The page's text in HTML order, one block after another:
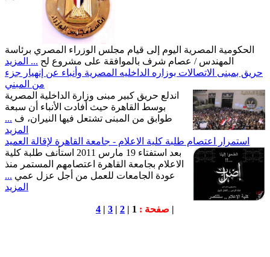
الحكومية المصرية اليوم إلى قيام مجلس الوزراء المصري برئاسة
المهندس / عصام شرف بالموافقة على مشروع لح ... المزيد
حريق بمبنى الاتصالات بوزاره الداخليه المصرية وأنباء عن إنهيار جزء
من المبني
اندلع حريق كبير مبنى وزارة الداخلية المصرية
بوسط القاهرة حيث أفادت الأنباء أن سبعة
طوابق من المبنى تشتعل فيها النيران، ف ...
المزيد
استمرار اعتصام طلبة كلية الاعلام - جامعة القاهرة لإقالة العميد
بعد استفتاء 19 مارس 2011 استأنف طلبة كلية
الاعلام بجامعة القاهرة اعتصامهم المستمر منذ
عودة الجامعات للعمل من أجل عزل عمي ...
المزيد
صفحة : 2
|
3
|
4 |